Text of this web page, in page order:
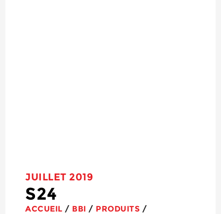
JUILLET 2019
S24
ACCUEIL / BBI / PRODUITS /